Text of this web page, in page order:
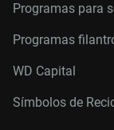
Programas para
Programas
WD Capital
Símbolos de